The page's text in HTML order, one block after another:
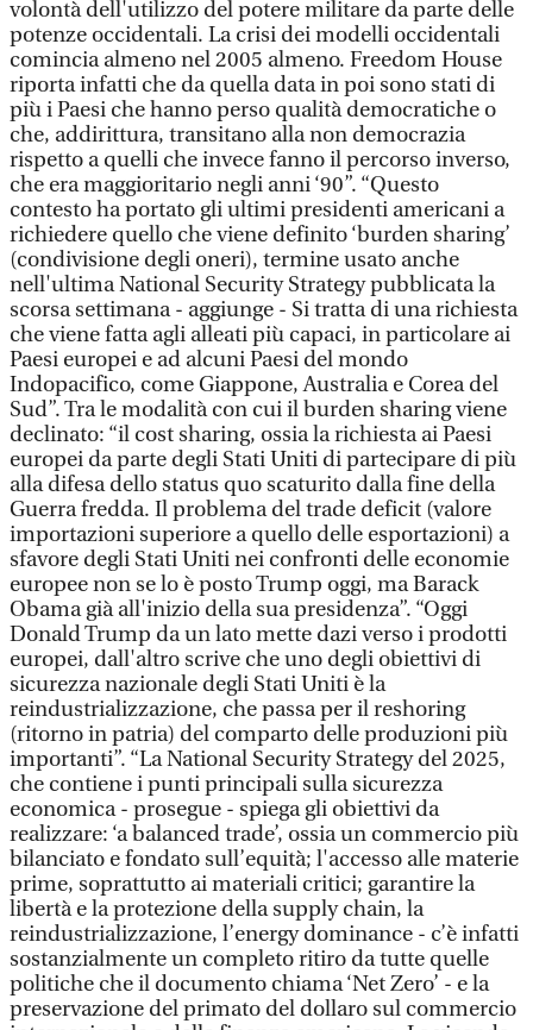
volontà dell'utilizzo del potere militare da parte delle
potenze occidentali. La crisi dei modelli occidentali
comincia almeno nel 2005 almeno. Freedom House
riporta infatti che da quella data in poi sono stati di
più i Paesi che hanno perso qualità democratiche o
che, addirittura, transitano alla non democrazia
rispetto a quelli che invece fanno il percorso inverso,
che era maggioritario negli anni ‘90”. “Questo
contesto ha portato gli ultimi presidenti americani a
richiedere quello che viene definito ‘burden sharing’
(condivisione degli oneri), termine usato anche
nell'ultima National Security Strategy pubblicata la
scorsa settimana - aggiunge - Si tratta di una richiesta
che viene fatta agli alleati più capaci, in particolare ai
Paesi europei e ad alcuni Paesi del mondo
Indopacifico, come Giappone, Australia e Corea del
Sud”. Tra le modalità con cui il burden sharing viene
declinato: “il cost sharing, ossia la richiesta ai Paesi
europei da parte degli Stati Uniti di partecipare di più
alla difesa dello status quo scaturito dalla fine della
Guerra fredda. Il problema del trade deficit (valore
importazioni superiore a quello delle esportazioni) a
sfavore degli Stati Uniti nei confronti delle economie
europee non se lo è posto Trump oggi, ma Barack
Obama già all'inizio della sua presidenza”. “Oggi
Donald Trump da un lato mette dazi verso i prodotti
europei, dall'altro scrive che uno degli obiettivi di
sicurezza nazionale degli Stati Uniti è la
reindustrializzazione, che passa per il reshoring
(ritorno in patria) del comparto delle produzioni più
importanti”. “La National Security Strategy del 2025,
che contiene i punti principali sulla sicurezza
economica - prosegue - spiega gli obiettivi da
realizzare: ‘a balanced trade’, ossia un commercio più
bilanciato e fondato sull’equità; l'accesso alle materie
prime, soprattutto ai materiali critici; garantire la
libertà e la protezione della supply chain, la
reindustrializzazione, l’energy dominance - c’è infatti
sostanzialmente un completo ritiro da tutte quelle
politiche che il documento chiama ‘Net Zero’ - e la
preservazione del primato del dollaro sul commercio